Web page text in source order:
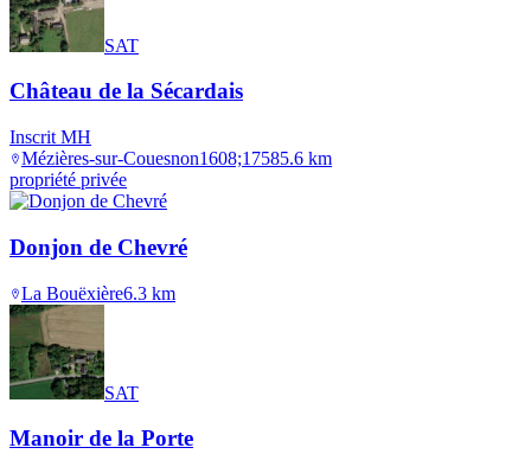
SAT
Château de la Sécardais
Inscrit MH
Mézières-sur-Couesnon1608;17585.6 km
propriété privée
Donjon de Chevré
La Bouëxière6.3 km
SAT
Manoir de la Porte